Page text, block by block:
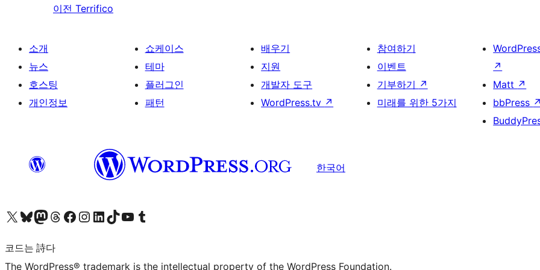
이전 Terrifico
소개
뉴스
호스팅
개인정보
쇼케이스
테마
플러그인
패턴
배우기
지원
개발자 도구
WordPress.tv ↗
참여하기
이벤트
기부하기 ↗
미래를 위한 5가지
↗
Matt ↗
bbPress ↗
한국어
X(이전 트위터) 계정 방문하기블루스카이 계정 방문하기마스토돈 계정 방문하기스레드 계정 방문하기 페이스북 페이지 방문하기인스타그램 계정 방문하기 LinkedIn 계정 방문하기틱톡 계정 방문하기유튜브 채널 방문하기 텀블러 계정 방문하기
코드는 詩다
The WordPress® trademark is the intellectual property of the WordPress Foundation.